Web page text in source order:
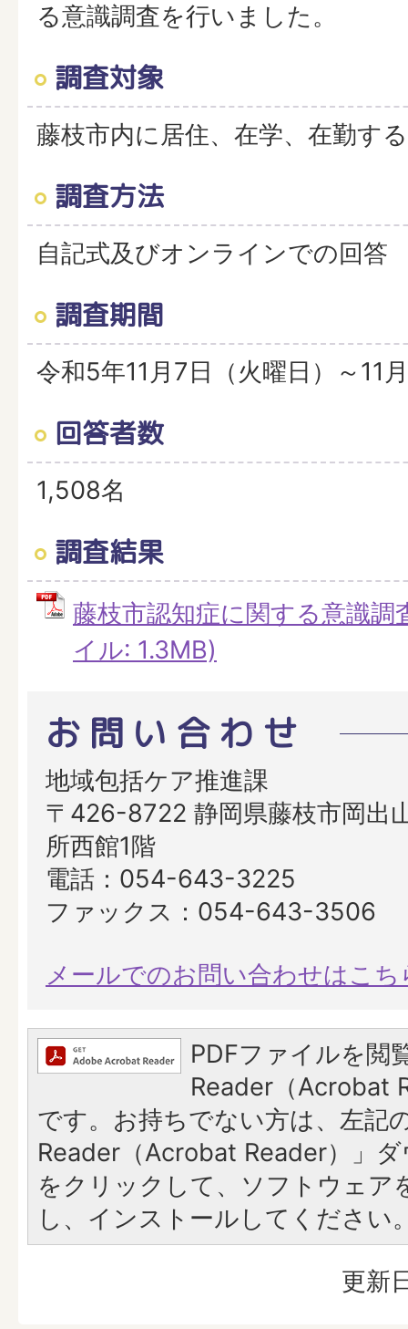
る意識調査を行いました。
調査対象
藤枝市内に居住、在学、在勤す
調査方法
自記式及びオンラインでの回答
調査期間
令和5年11月7日（火曜日）～11
回答者数
1,508名
調査結果
藤枝市認知症に関する意識調
イル: 1.3MB)
お問い合わせ
地域包括ケア推進課
〒426-8722 静岡県藤枝市岡出
所西館1階
電話：054-643-3225
ファックス：054-643-3506
メールでのお問い合わせはこち
PDFファイルを閲
Reader（Acrobat
です。お持ちでない方は、左記
Reader（Acrobat Reader）」
をクリックして、ソフトウェア
し、インストールしてください
更新